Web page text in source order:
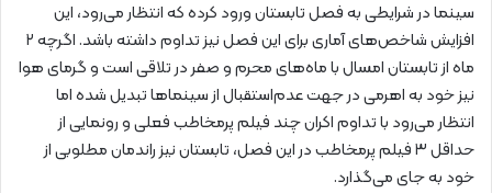
سینما در شرایطی به فصل تابستان ورود کرده که انتظار می‌رود، این
افزایش شاخص‌های آماری برای این فصل نیز تداوم داشته باشد. اگرچه ۲
ماه از تابستان امسال با ماه‌های محرم و صفر در تلاقی است و گرمای هوا
نیز خود به اهرمی در جهت عدم‌استقبال از سینماها تبدیل شده اما
انتظار می‌رود با تداوم اکران چند فیلم پرمخاطب فعلی و رونمایی از
حداقل ۳ فیلم پرمخاطب در این فصل، تابستان نیز راندمان مطلوبی از
خود به جای می‌گذارد.